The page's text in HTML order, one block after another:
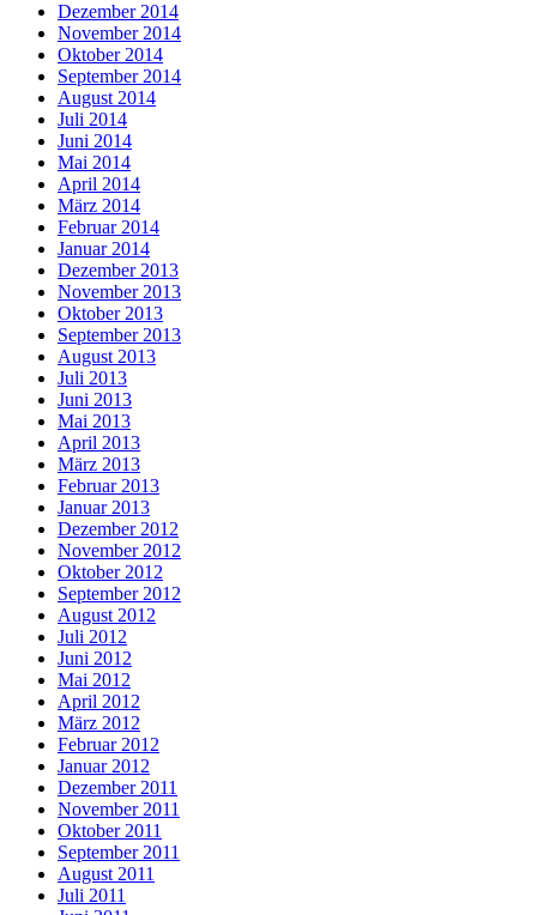
Dezember 2014
November 2014
Oktober 2014
September 2014
August 2014
Juli 2014
Juni 2014
Mai 2014
April 2014
März 2014
Februar 2014
Januar 2014
Dezember 2013
November 2013
Oktober 2013
September 2013
August 2013
Juli 2013
Juni 2013
Mai 2013
April 2013
März 2013
Februar 2013
Januar 2013
Dezember 2012
November 2012
Oktober 2012
September 2012
August 2012
Juli 2012
Juni 2012
Mai 2012
April 2012
März 2012
Februar 2012
Januar 2012
Dezember 2011
November 2011
Oktober 2011
September 2011
August 2011
Juli 2011